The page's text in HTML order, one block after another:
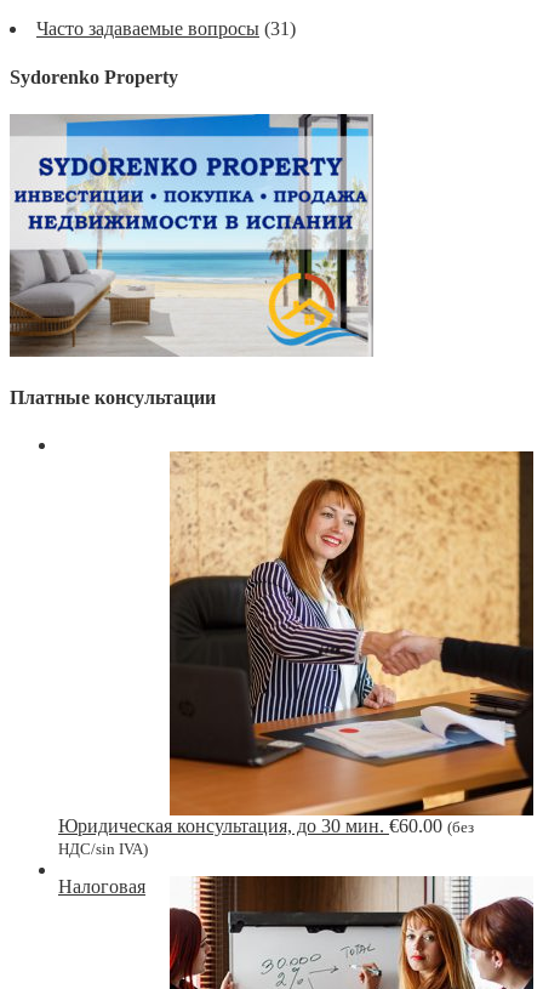
Часто задаваемые вопросы (31)
Sydorenko Property
Платные консультации
Юридическая консультация, до 30 мин. €60.00 (без
НДС/sin IVA)
Налоговая